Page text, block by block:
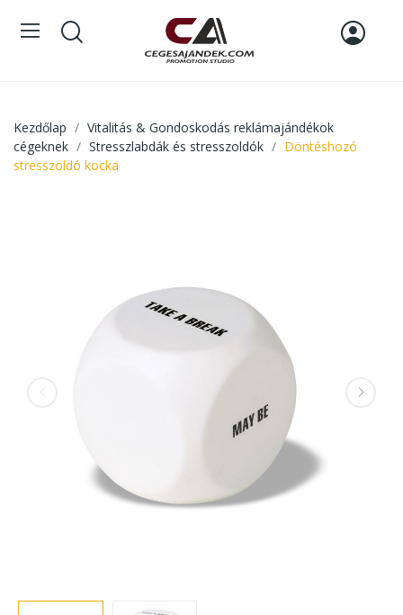
Kezdőlap
Vitalitás & Gondoskodás reklámajándékok
cégeknek
Stresszlabdák és stresszoldók
Döntéshozó
stresszoldó kocka